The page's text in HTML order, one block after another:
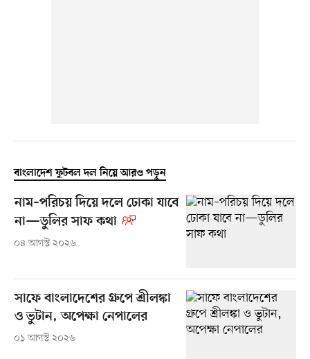
বাংলাদেশ ফুটবল দল নিয়ে আরও পড়ুন
নাম–পরিচয় দিয়ে দলে ঢোকা যাবে
না—ডুলির সাফ কথা
০৪ আগস্ট ২০২৬
সাফে বাংলাদেশের গ্রুপে শ্রীলঙ্কা
ও ভুটান, অপেক্ষা নেপালের
০১ আগস্ট ২০২৬